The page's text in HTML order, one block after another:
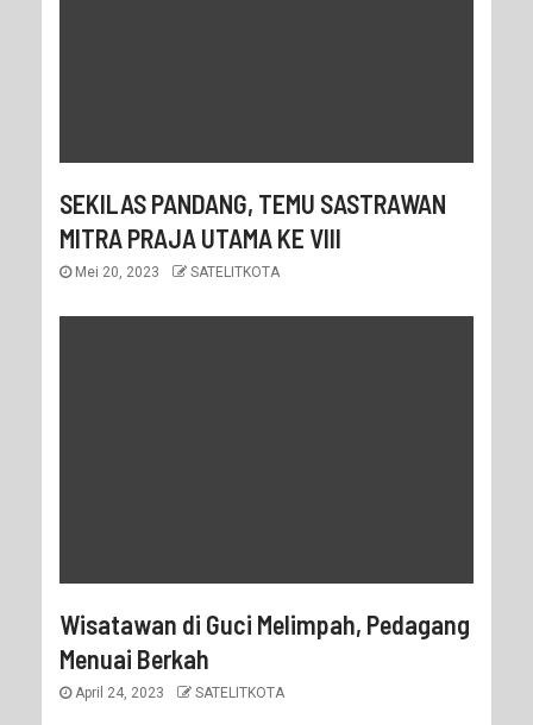
SEKILAS PANDANG, TEMU SASTRAWAN
MITRA PRAJA UTAMA KE VIII
Mei 20, 2023 SATELITKOTA
Wisatawan di Guci Melimpah, Pedagang
Menuai Berkah
April 24, 2023 SATELITKOTA